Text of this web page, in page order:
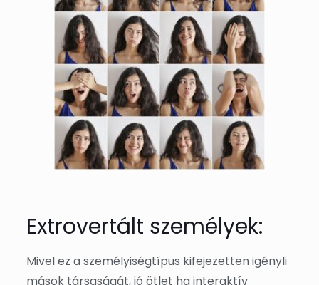
Extrovertált személyek:
Mivel ez a személyiségtípus kifejezetten igényli
mások társaságát, jó ötlet ha interaktív